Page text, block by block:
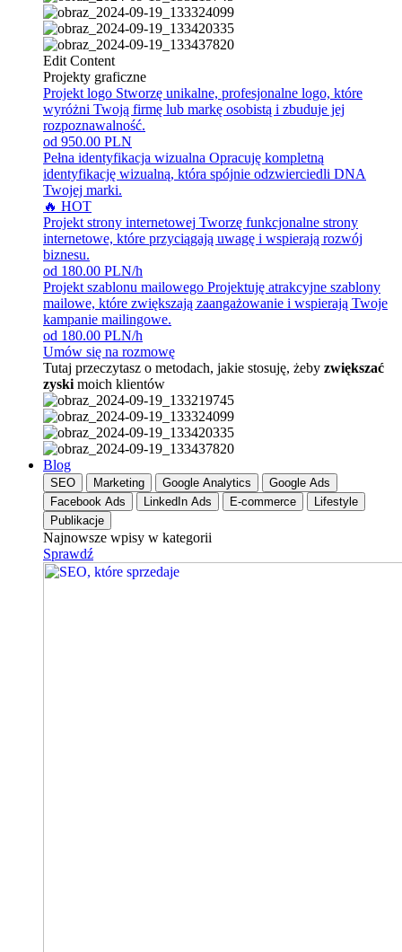
Edit Content
Projekty graficzne
Projekt logo Stworzę unikalne, profesjonalne logo, które
wyróżni Twoją firmę lub markę osobistą i zbuduje jej
rozpoznawalność.
od 950.00 PLN
Pełna identyfikacja wizualna Opracuję kompletną
identyfikację wizualną, która spójnie odzwierciedli DNA
Twojej marki.
🔥 HOT
Projekt strony internetowej Tworzę funkcjonalne strony
internetowe, które przyciągają uwagę i wspierają rozwój
biznesu.
od 180.00 PLN/h
Projekt szablonu mailowego Projektuję atrakcyjne szablony
mailowe, które zwiększają zaangażowanie i wspierają Twoje
kampanie mailingowe.
od 180.00 PLN/h
Umów się na rozmowę
Tutaj przeczytasz o metodach, jakie stosuję, żeby zwiększać
zyski moich klientów
Blog
SEO Marketing Google Analytics
Google Ads
Facebook Ads
LinkedIn Ads E-commerce
Lifestyle
Publikacje
Najnowsze wpisy w kategorii
Sprawdź